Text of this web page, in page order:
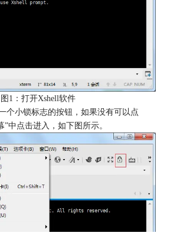
图1：打开Xshell软件
个小锁标志的按钮，如果没有可以点
中点击进入，如下图所示。